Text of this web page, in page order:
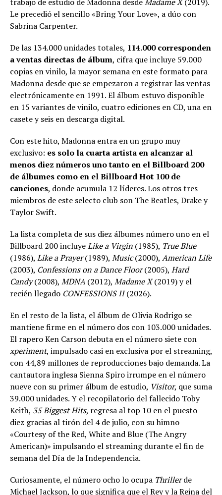
Le precedió el sencillo «Bring Your Love», a dúo con
Sabrina Carpenter.
De las 134.000 unidades totales, 114.000 corresponden
a ventas directas de álbum, cifra que incluye 59.000
copias en vinilo, la mayor semana en este formato para
Madonna desde que se empezaron a registrar las ventas
electrónicamente en 1991. El álbum estuvo disponible
en 15 variantes de vinilo, cuatro ediciones en CD, una en
casete y seis en descarga digital.
Con este hito, Madonna entra en un grupo muy
exclusivo: es solo la cuarta artista en alcanzar al
menos diez números uno tanto en el Billboard 200
de álbumes como en el Billboard Hot 100 de
canciones, donde acumula 12 líderes. Los otros tres
miembros de este selecto club son The Beatles, Drake y
Taylor Swift.
La lista completa de sus diez álbumes número uno en el
Billboard 200 incluyeLike a Virgin (1985), True Blue
(1986), Like a Prayer(1989), Music(2000), American Life
(2003), Confessions on a Dance Floor(2005), Hard
Candy(2008), MDNA (2012), Madame X(2019) y el
recién llegado CONFESSIONS II(2026).
En el resto de la lista, el álbum de Olivia Rodrigo se
mantiene firme en el número dos con 103.000 unidades.
El rapero Ken Carson debuta en el número siete con
xperiment, impulsado casi en exclusiva por el streaming,
con 44,89 millones de reproducciones bajo demanda. La
cantautora inglesa Sienna Spiro irrumpe en el número
nueve con su primer álbum de estudio, Visitor, que suma
39.000 unidades. Y el recopilatorio del fallecido Toby
Keith, 35 Biggest Hits, regresa al top 10 en el puesto
diez gracias al tirón del 4 de julio, con su himno
«Courtesy of the Red, White and Blue (The Angry
American)» impulsando el streaming durante el fin de
semana del Día de la Independencia.
Curiosamente, el número ocho lo ocupa Thrillerde
Michael Jackson, lo que significa que el Rey y la Reina del